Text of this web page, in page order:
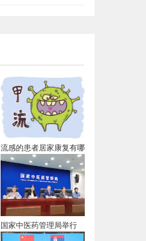
流感的患者居家康复有哪
些注意事项？必
国家中医药管理局举行
的“基层中医药服